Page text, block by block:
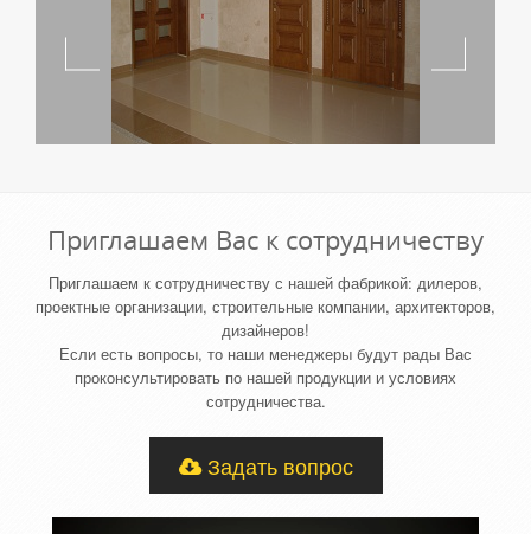
Приглашаем Вас к сотрудничеству
Приглашаем к сотрудничеству с нашей фабрикой: дилеров,
проектные организации, строительные компании, архитекторов,
дизайнеров!
Если есть вопросы, то наши менеджеры будут рады Вас
проконсультировать по нашей продукции и условиях
сотрудничества.
Задать вопрос